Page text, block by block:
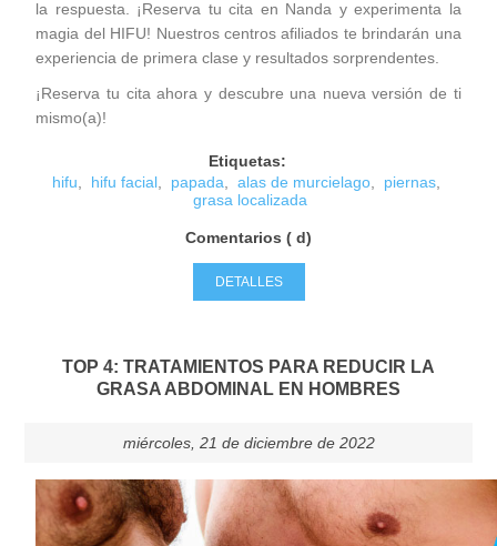
la respuesta. ¡Reserva tu cita en Nanda y experimenta la
magia del HIFU! Nuestros centros afiliados te brindarán una
experiencia de primera clase y resultados sorprendentes.
¡Reserva tu cita ahora y descubre una nueva versión de ti
mismo(a)!
Etiquetas:
hifu
hifu facial, papada alas de murcielago, piernas,
grasa localizada
Comentarios ( d)
DETALLES
TOP 4: TRATAMIENTOS PARA REDUCIR LA
GRASA ABDOMINAL EN HOMBRES
miércoles, 21 de diciembre de 2022